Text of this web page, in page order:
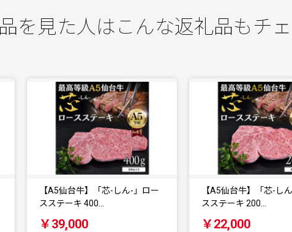
を見た人はこんな返礼品もチェ
【A5仙台牛】「芯-しん-」ロー
スステーキ 200…
￥22,000
仙台厚切り 牛タン
2.0kg(500g×4) 本…
￥56,000